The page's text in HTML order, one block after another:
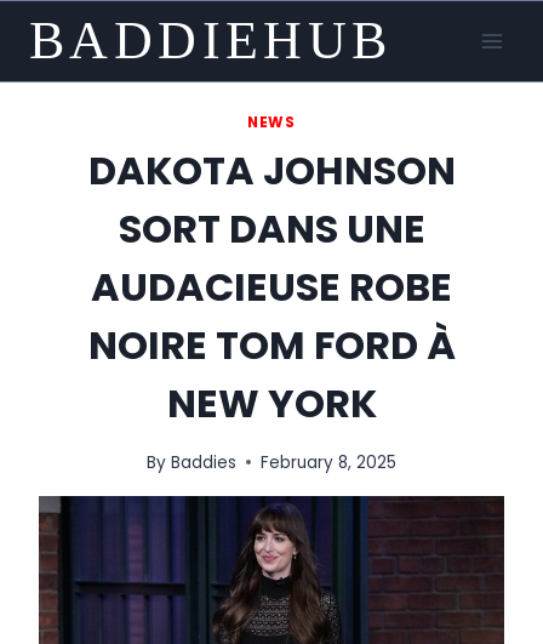
content
BADDIEHUB
NEWS
DAKOTA JOHNSON
SORT DANS UNE
AUDACIEUSE ROBE
NOIRE TOM FORD À
NEW YORK
By Baddies February 8, 2025